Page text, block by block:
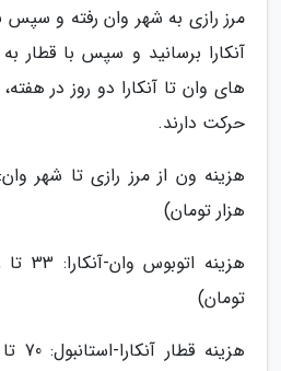
مرز رازی به شهر وان رفته و سپس
آنکارا برسانید و سپس با قطار
های وان تا آنکارا دو روز در
حرکت دارند.
هزار تومان)
تومان)